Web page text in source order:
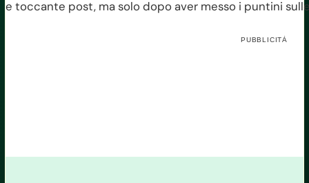
e toccante post, ma solo dopo aver messo i puntini
PUBBLICITÀ